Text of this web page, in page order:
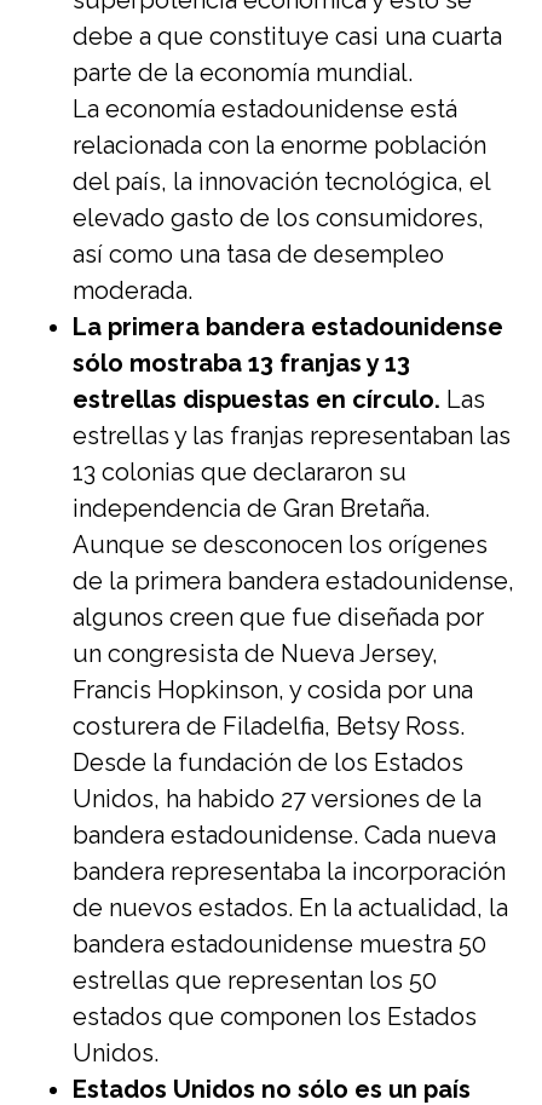
debe a que constituye casi una cuarta
parte de la economía mundial.
La economía estadounidense está
relacionada con la enorme población
del país, la innovación tecnológica, el
elevado gasto de los consumidores,
así como una tasa de desempleo
moderada.
La primera bandera estadounidense
sólo mostraba 13 franjas y 13
estrellas dispuestas en círculo. Las
estrellas y las franjas representaban las
13 colonias que declararon su
independencia de Gran Bretaña.
Aunque se desconocen los orígenes
de la primera bandera estadounidense,
algunos creen que fue diseñada por
un congresista de Nueva Jersey,
Francis Hopkinson, y cosida por una
costurera de Filadelfia, Betsy Ross.
Desde la fundación de los Estados
Unidos, ha habido 27 versiones de la
bandera estadounidense. Cada nueva
bandera representaba la incorporación
de nuevos estados. En la actualidad, la
bandera estadounidense muestra 50
estrellas que representan los 50
estados que componen los Estados
Unidos.
Estados Unidos no sólo es un país